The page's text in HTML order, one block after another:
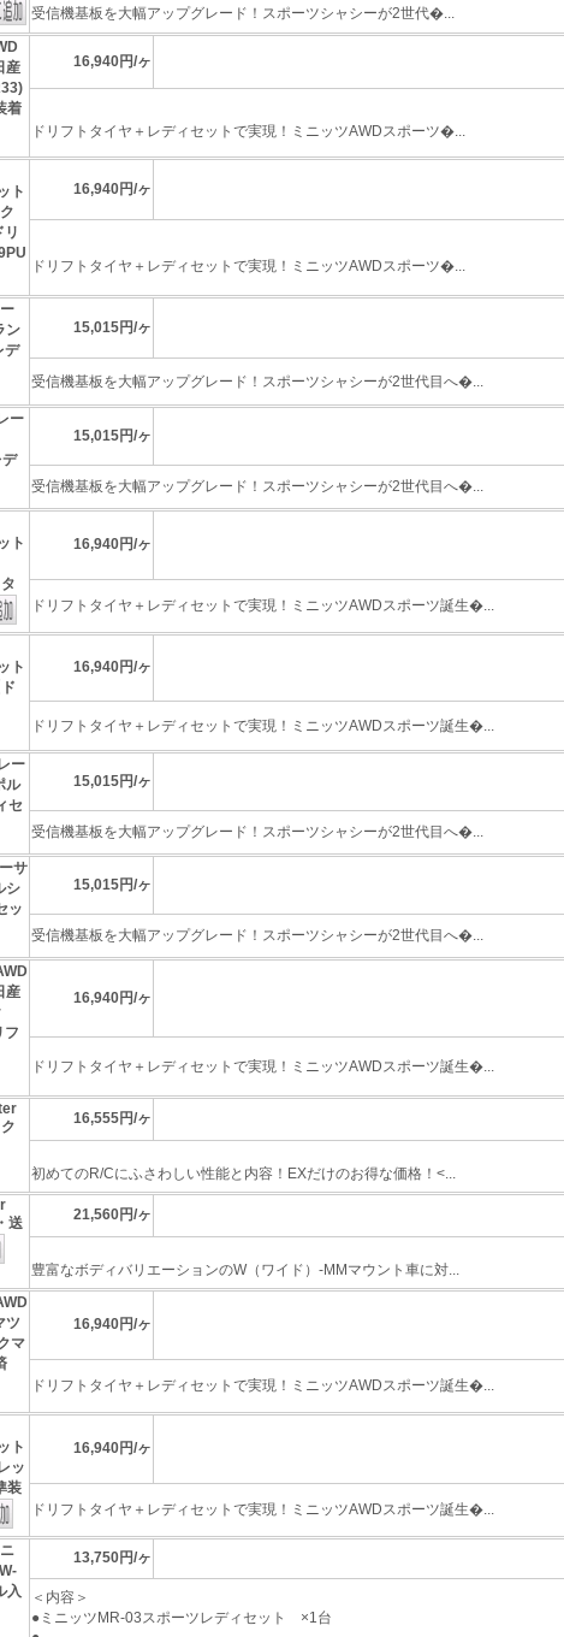
受信機基板を大幅アップグレード！スポーツシャシーが2世代�...
産
着
16,940円/ヶ
ドリフトタイヤ＋レディセットで実現！ミニッツAWDスポーツ�...
ト
リ
16,940円/ヶ
ドリフトタイヤ＋レディセットで実現！ミニッツAWDスポーツ�...
ン
デ
15,015円/ヶ
受信機基板を大幅アップグレード！スポーツシャシーが2世代目へ�...
ー
15,015円/ヶ
受信機基板を大幅アップグレード！スポーツシャシーが2世代目へ�...
ト
16,940円/ヶ
ドリフトタイヤ＋レディセットで実現！ミニッツAWDスポーツ誕生�...
ト
16,940円/ヶ
ドリフトタイヤ＋レディセットで実現！ミニッツAWDスポーツ誕生�...
ー
ル
セ
15,015円/ヶ
受信機基板を大幅アップグレード！スポーツシャシーが2世代目へ�...
サ
シ
ッ
15,015円/ヶ
受信機基板を大幅アップグレード！スポーツシャシーが2世代目へ�...
産
フ
16,940円/ヶ
ドリフトタイヤ＋レディセットで実現！ミニッツAWDスポーツ誕生�...
16,555円/ヶ
初めてのR/Cにふさわしい性能と内容！EXだけのお得な価格！<...
送
21,560円/ヶ
豊富なボディバリエーションのW（ワイド）-MMマウント車に対...
ツ
マ
16,940円/ヶ
ドリフトタイヤ＋レディセットで実現！ミニッツAWDスポーツ誕生�...
ト
ッ
装
16,940円/ヶ
ドリフトタイヤ＋レディセットで実現！ミニッツAWDスポーツ誕生�...
入
13,750円/ヶ
＜内容＞
●ミニッツMR-03スポーツレディセット ×1台